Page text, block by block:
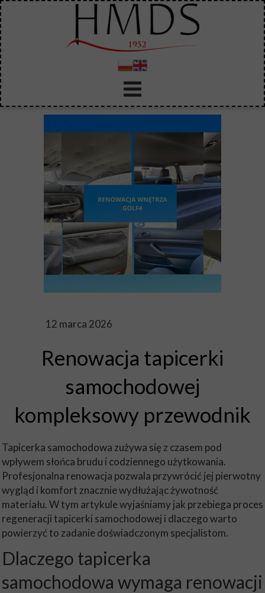
12 marca 2026
Renowacja tapicerki
samochodowej
kompleksowy przewodnik
Tapicerka samochodowa zużywa się z czasem pod
wpływem słońca brudu i codziennego użytkowania.
Profesjonalna renowacja pozwala przywrócić jej pierwotny
wygląd i komfort znacznie wydłużając żywotność
materiału. W tym artykule wyjaśniamy jak przebiega proces
regeneracji tapicerki samochodowej i dlaczego warto
powierzyć to zadanie doświadczonym specjalistom.
Dlaczego tapicerka
samochodowa wymaga renowacji